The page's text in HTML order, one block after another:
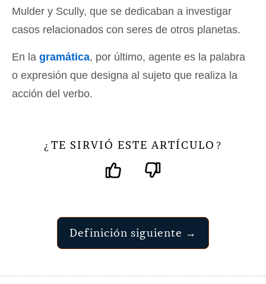
Mulder y Scully, que se dedicaban a investigar
casos relacionados con seres de otros planetas.
En la gramática, por último, agente es la palabra
o expresión que designa al sujeto que realiza la
acción del verbo.
¿ TE SIRVIÓ ESTE ARTÍCULO ?
Definición siguiente →